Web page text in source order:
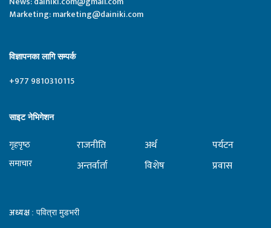
Marketing:marketing@dainiki.com
विज्ञापनका लागि सम्पर्क
+977 9810310115
साइट नेभिगेशन
गृहपृष्‍ठ
समाचार
राजनीति
अन्तर्वार्ता
अर्थ
विशेष
पर्यटन
प्रवास
अध्यक्ष : पवित्रा मुडभरी